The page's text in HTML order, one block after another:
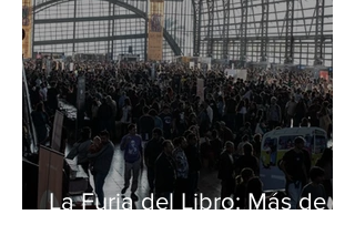
La Furia del Libro: Más de